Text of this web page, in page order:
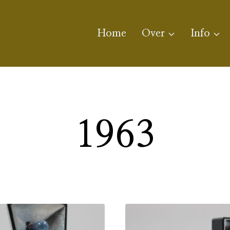
Home Over Info
1963